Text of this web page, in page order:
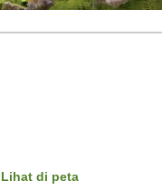
Lihat di peta